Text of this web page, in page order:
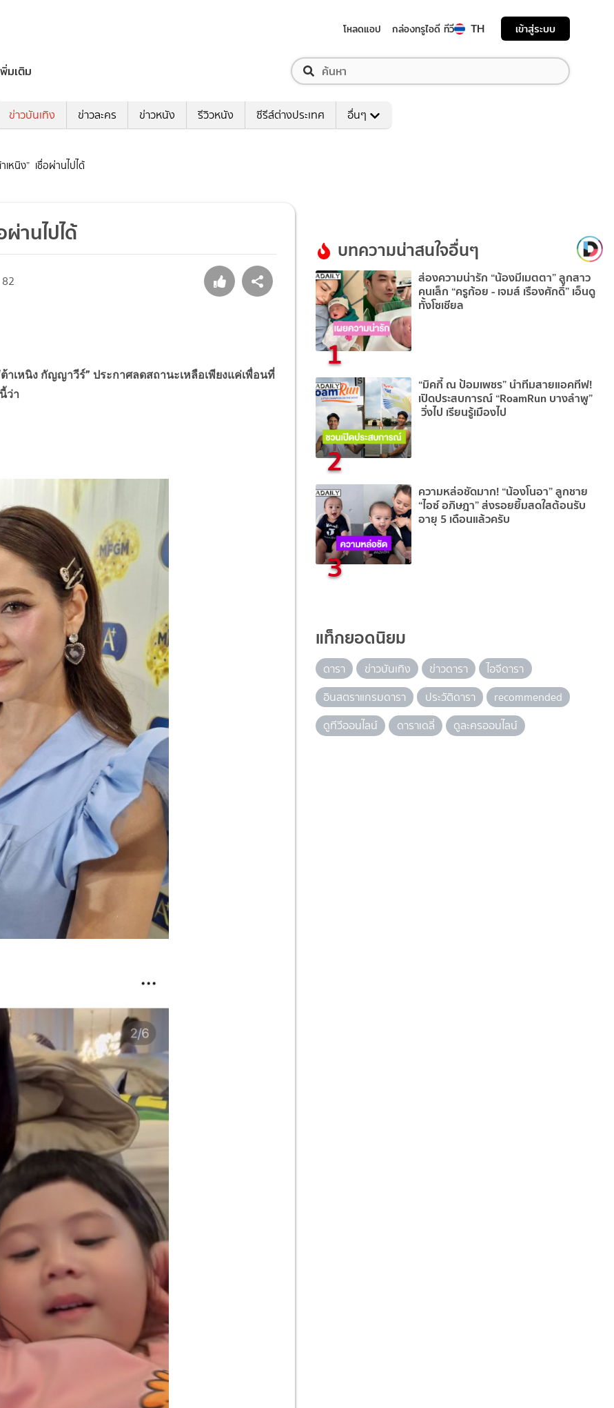
โหลดแอป กล่องทรูไอดี ทีวี TH เข้าสู่ระบบ
มเติม
ข่าวบันเทิง ข่าวละคร ข่าวหนัง รีวิวหนัง ซีรีส์ต่างประเทศ อื่นๆ
เหนิง” เชื่อผ่านไปได้
านไปได้
82
เหนิง กัญญาวีร์” ประกาศลดสถานะเหลือเพียงแค่เพื่อนที่
ว่า
บทความน่าสนใจอื่นๆ
1
ส่องความน่ารัก “น้องมีเมตตา” ลูกสาว
คนเล็ก “ครูก้อย - เจมส์ เรืองศักดิ์” เอ็นดู
ทั้งโซเชียล
2
“มิคกี้ ณ ป้อมเพชร” นำทีมสายแอคทีฟ!
เปิดประสบการณ์ “RoamRun บางลำพู”
วิ่งไป เรียนรู้เมืองไป
3
ความหล่อชัดมาก! “น้องโนอา” ลูกชาย
“ไอซ์ อภิษฎา” ส่งรอยยิ้มสดใสต้อนรับ
อายุ 5 เดือนแล้วครับ
แท็กยอดนิยม
ดารา ข่าวบันเทิง ข่าวดารา
ไอจีดารา
อินสตราแกรมดารา
ประวัติดารา
recommended
ดูทีวีออนไลน์
ดาราเดลี่ ดูละครออนไลน์